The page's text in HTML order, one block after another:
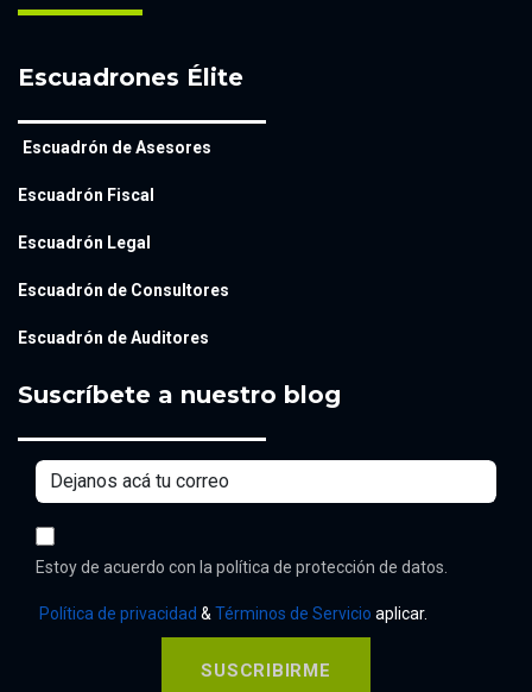
Escuadrones Élite
Escuadrón de Asesores
Escuadrón Fiscal
Escuadrón Legal
Escuadrón de Consultores
Escuadrón de Auditores
Suscríbete a nuestro blog
Estoy de acuerdo con la política de protección de datos.
Política de privacidad & Términos de Servicio aplicar.
SUSCRIBIRME